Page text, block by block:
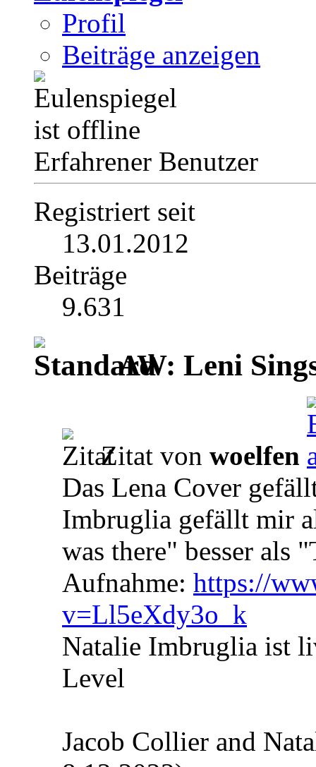
Profil
Beiträge anzeigen
Erfahrener Benutzer
Registriert seit
13.01.2012
Beiträge
9.631
AW: Leni
Zitat von woelfen
Das Lena Cover
Imbruglia gefällt mir
was there" besser als
Aufnahme: https://
v=Ll5eXdy3o_k
Natalie Imbruglia ist
Level
Jacob Collier and